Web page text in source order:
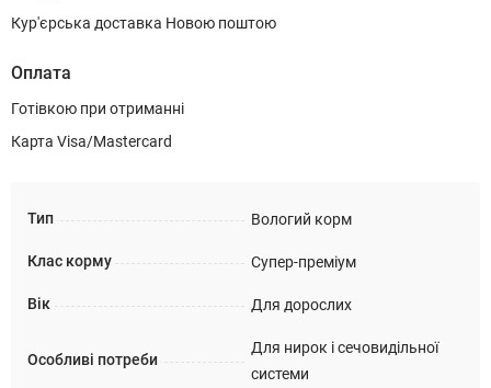
Кур'єрська доставка Новою поштою
Оплата
Готівкою при отриманні
Карта Visa/Mastercard
Тип Вологий корм
Клас корму Супер-преміум
Вік Для дорослих
Особливі потреби
Для нирок і сечовидільної
системи